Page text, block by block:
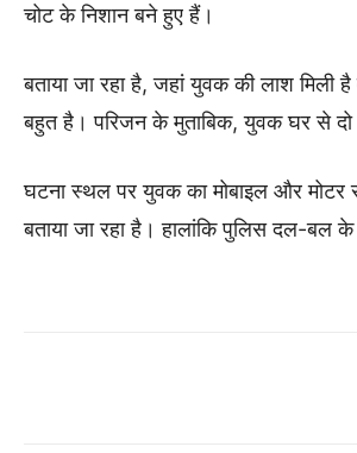
चोट के निशान बने हुए हैं।
बताया जा रहा है, जहां युवक की लाश मिली
बहुत है। परिजन के मुताबिक, युवक घर से दो
घटना स्थल पर युवक का मोबाइल और मोटर
बताया जा रहा है। हालांकि पुलिस दल-बल